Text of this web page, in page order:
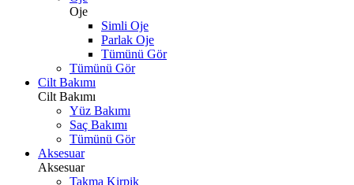
Oje
Simli Oje
Parlak Oje
Tümünü Gör
Tümünü Gör
Cilt Bakımı
Cilt Bakımı
Yüz Bakımı
Saç Bakımı
Tümünü Gör
Aksesuar
Aksesuar
Takma Kirpik